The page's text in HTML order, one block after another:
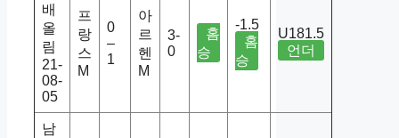
배
올
림
21-
08-
05
프
랑
스
M
0
–
1
아
르
헨
M
3-
0
홈
승
-1.5
홈
승
U181.5
언더
남